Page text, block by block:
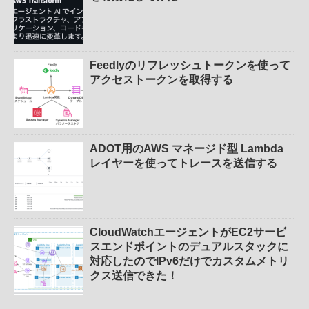
Feedlyのリフレッシュトークンを使って
アクセストークンを取得する
ADOT用のAWS マネージド型 Lambda
レイヤーを使ってトレースを送信する
CloudWatchエージェントがEC2サービ
スエンドポイントのデュアルスタックに
対応したのでIPv6だけでカスタムメトリ
クス送信できた！